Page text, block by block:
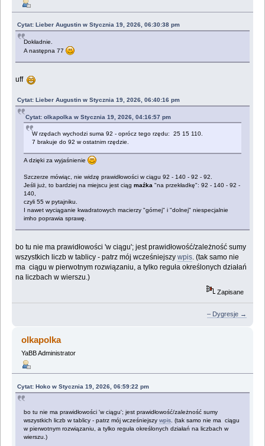
Cytat: Lieber Augustin w Stycznia 19, 2026, 06:30:38 pm
Dokładnie.
A następna 77
uff
Cytat: Lieber Augustin w Stycznia 19, 2026, 06:40:16 pm
Cytat: olkapolka w Stycznia 19, 2026, 04:16:57 pm
W rzędach wychodzi suma 92 - oprócz tego rzędu: 25 15 110.
7 brakuje do 92 w ostatnim rzędzie.
A dzięki za wyjaśnienie
Szczerze mówiąc, nie widzę prawidłowości w ciągu 92 - 140 - 92 - 92.
Jeśli już, to bardziej na miejscu jest ciągmaźka "na przekładkę": 92 - 140 - 92 -
140,
czyli 55 w pytajniku.
I nawet wyciąganie kwadratowych macierzy "górnej" i "dolnej" niespecjalnie
imho poprawia sprawę.
bo tu nie ma prawidłowości 'w ciągu'; jest prawidłowość/zależność sumy
wszystkich liczb w tablicy - patrz mój wcześniejszywpis. (tak samo nie
ma ciągu w pierwotnym rozwiązaniu, a tylko reguła określonych działań
na liczbach w wierszu.)
Zapisane
– Dygresje →
olkapolka
YaBB Administrator
Cytat: Hoko w Stycznia 19, 2026, 06:59:22 pm
bo tu nie ma prawidłowości 'w ciągu'; jest prawidłowość/zależność sumy
wszystkich liczb w tablicy - patrz mój wcześniejszywpis . (tak samo nie ma ciągu
w pierwotnym rozwiązaniu, a tylko reguła określonych działań na liczbach w
wierszu.)